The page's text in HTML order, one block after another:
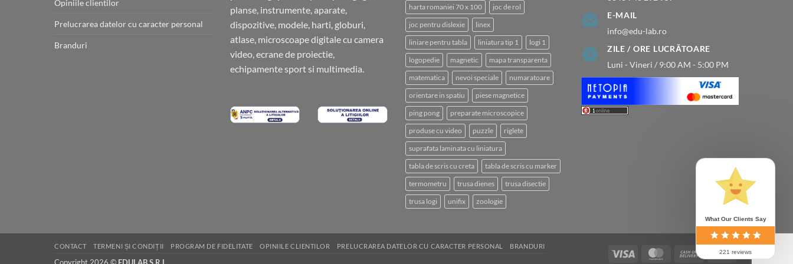
Opiniile clientilor
Prelucrarea datelor cu caracter personal
Branduri
planse, instrumente, aparate,
dispozitive, modele, harti, globuri,
atlase, microscoape digitale cu camera
video, ecrane de proiectie,
echipamente sport si multimedia.
harta romaniei 70 x 100 joc de rol
joc pentru dislexie linex
liniare pentru tabla liniatura tip 1 logi 1
logopedie magnetic mapa transparenta
matematica nevoi speciale numaratoare
orientare in spatiu piese magnetice
ping pong preparate microscopice
produse cu video puzzle riglete
suprafata laminata cu liniatura
tabla de scris cu creta tabla de scris cu marker
termometru trusa dienes trusa disectie
trusa logi unifix zoologie
E-MAIL
info@edu-lab.ro
ZILE / ORE LUCRĂTOARE
Luni - Vineri / 9:00 AM - 5:00 PM
Visa MasterCard
Bank
CONTACT TERMENI ȘI CONDIȚII PROGRAM DE FIDELITATE OPINIILE CLIENTILOR PRELUCRAREA DATELOR CU CARACTER PERSONAL BRANDURI
Copyright 2026 © EDULAB S.R.L.
What Our Clients Say
221 reviews